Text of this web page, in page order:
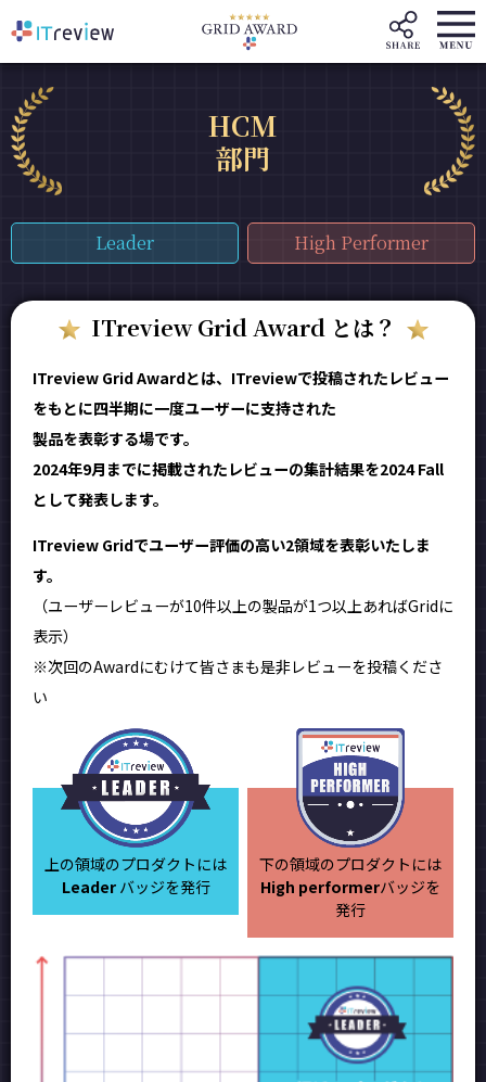
HCM
部門
Leader High Performer
ITreview Grid Award とは？
ITreview Grid Awardとは、ITreviewで投稿されたレビュー
をもとに四半期に一度ユーザーに支持された
製品を表彰する場です。
2024年9月までに掲載されたレビューの集計結果を2024 Fall
として発表します。
ITreview Gridでユーザー評価の高い2領域を表彰いたしま
す。
（ユーザーレビューが10件以上の製品が1つ以上あればGridに
表示）
※次回のAwardにむけて皆さまも是非レビューを投稿くださ
い
上の領域のプロダクトには
Leaderバッジを発行
下の領域のプロダクトには
High performerバッジを
発行